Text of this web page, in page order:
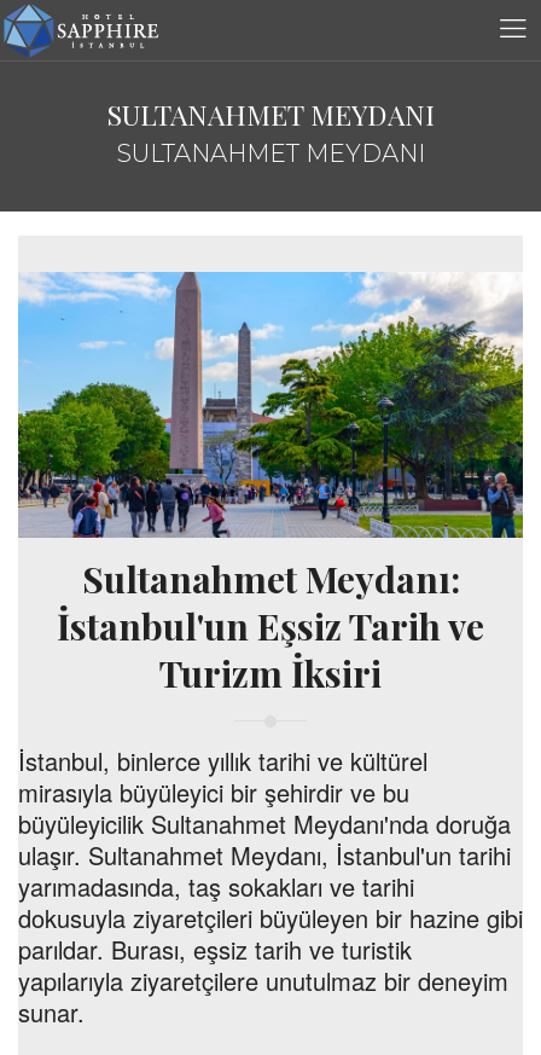
SULTANAHMET MEYDANI
SULTANAHMET MEYDANI
Sultanahmet Meydanı:
İstanbul'un Eşsiz Tarih ve
Turizm İksiri
İstanbul, binlerce yıllık tarihi ve kültürel
mirasıyla büyüleyici bir şehirdir ve bu
büyüleyicilik Sultanahmet Meydanı'nda doruğa
ulaşır. Sultanahmet Meydanı, İstanbul'un tarihi
yarımadasında, taş sokakları ve tarihi
dokusuyla ziyaretçileri büyüleyen bir hazine gibi
parıldar. Burası, eşsiz tarih ve turistik
yapılarıyla ziyaretçilere unutulmaz bir deneyim
sunar.